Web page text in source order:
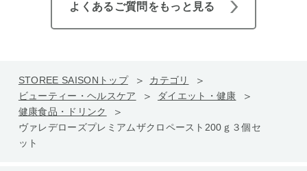
よくあるご質問をもっと見る
STOREE SAISONトップ
カテゴリ
ビューティー・ヘルスケア
ダイエット・健康
健康食品・ドリンク
ヴァレデローズプレミアムザクロペースト200ｇ３個セ
ット